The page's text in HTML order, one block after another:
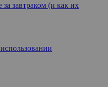
завтраком (и как их